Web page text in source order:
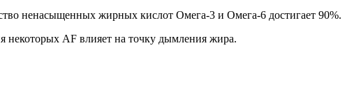
ненасыщенных жирных кислот Омега-3 и Омега-6 достигает 90%.
некоторых AF влияет на точку дымления жира.